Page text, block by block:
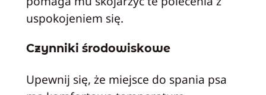
uspokojeniem się.
Czynniki środowiskowe
Upewnij się, że miejsce do spania psa